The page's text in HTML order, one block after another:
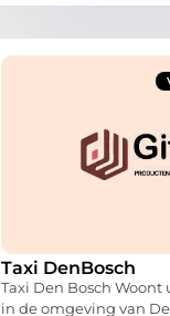
Taxi DenBosch
Taxi Den Bosch Woont
in de omgeving van